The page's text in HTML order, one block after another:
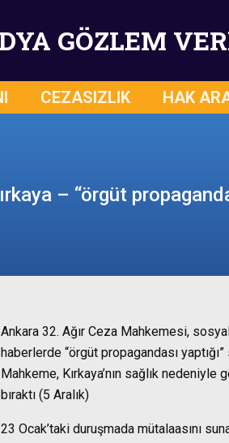
GÖZLEM
CEZASIZLIK HAK
– “örgüt
Ankara 32. Ağır Ceza Mahkemesi,
haberlerde “örgüt propagandası
Mahkeme, Kırkaya’nın sağlık
bıraktı (5 Aralık)
23 Ocak’taki duruşmada mütalaasını